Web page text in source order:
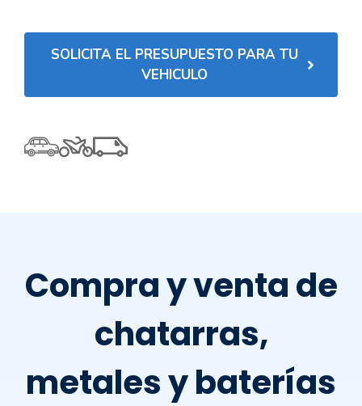
SOLICITA EL PRESUPUESTO PARA TU
VEHICULO
Compra y venta de
chatarras,
metales y baterías